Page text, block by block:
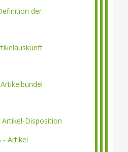
der
Artikel-Disposition
- Artikel